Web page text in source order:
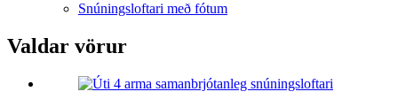
Snúningsloftari með fótum
Valdar vörur